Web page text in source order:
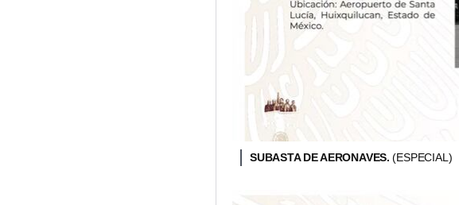
SUBASTA DE AERONAVES.(ESPECIAL)